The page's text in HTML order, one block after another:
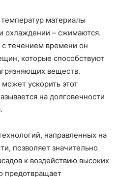
материалы
охлаждении – сжимаются.
течением времени он
которые способствуют
веществ.
ускорить этот
на долговечности
направленных на
позволяет значительно
к воздействию высоких
предотвращает